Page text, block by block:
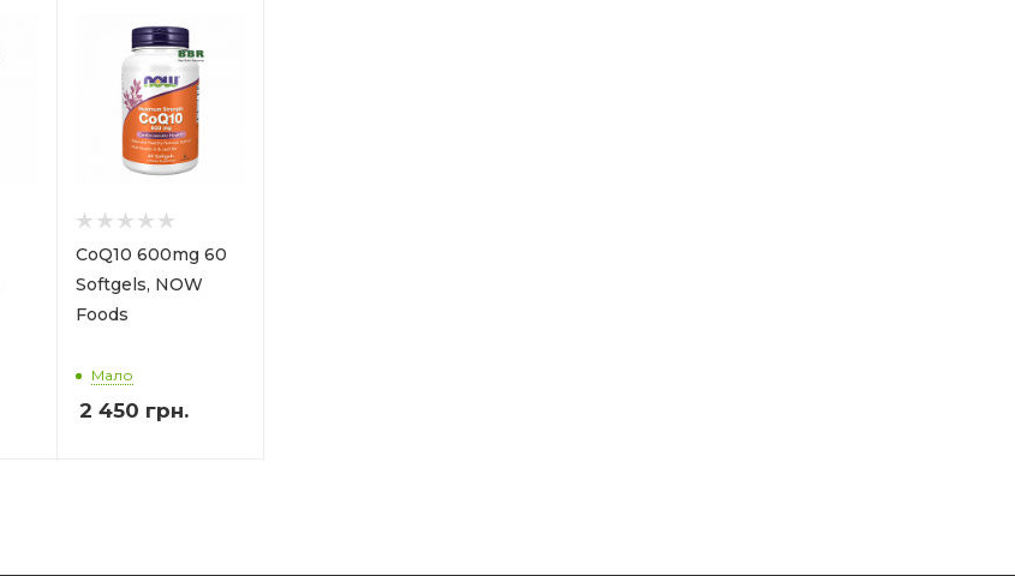
CoQ10 600mg 60
Softgels, NOW
Foods
Мало
2 450 грн.